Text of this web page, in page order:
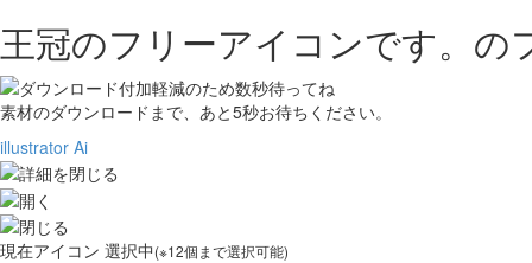
王冠のフリーアイコンです。の
素材のダウンロードまで、あと5秒お待ちください。
illustrator Ai
現在アイコン 選択中(※12個まで選択可能)